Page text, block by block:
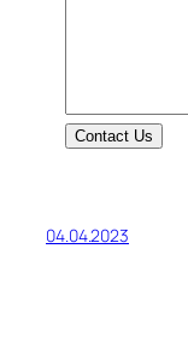
Contact Us
04.04.2023